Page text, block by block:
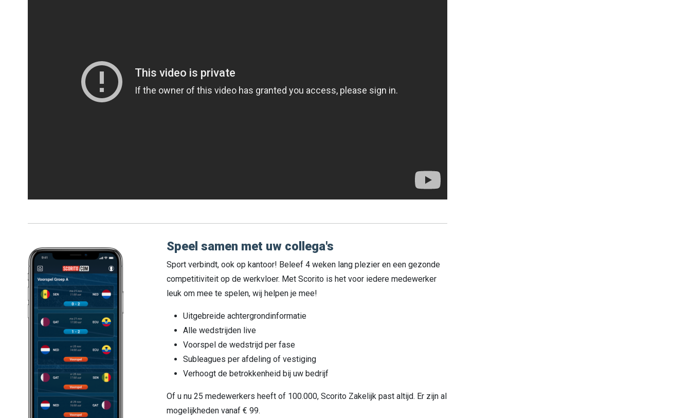
Speel samen met uw collega's
Sport verbindt, ook op kantoor! Beleef 4 weken lang plezier en een gezonde
competitiviteit op de werkvloer. Met Scorito is het voor iedere medewerker
leuk om mee te spelen, wij helpen je mee!
Uitgebreide achtergrondinformatie
Alle wedstrijden live
Voorspel de wedstrijd per fase
Subleagues per afdeling of vestiging
Verhoogt de betrokkenheid bij uw bedrijf
Of u nu 25 medewerkers heeft of 100.000, Scorito Zakelijk past altijd. Er zijn al
mogelijkheden vanaf € 99.